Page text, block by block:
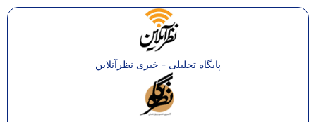
پایگاه تحلیلی - خبری نظرآنلاین